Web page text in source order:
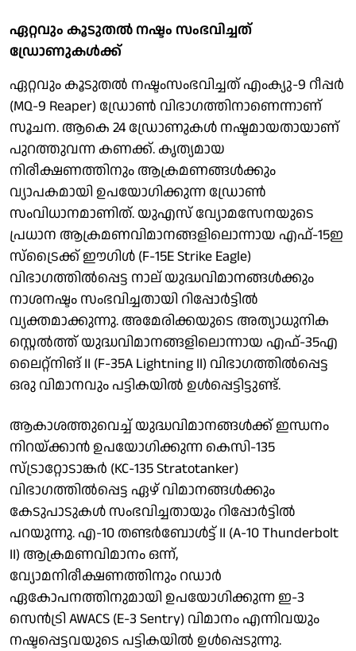
ഏറ്റവും കൂടുതൽ നഷ്ടം സംഭവിച്ചത്
ഡ്രോണുകൾക്ക്
ഏറ്റവും കൂടുതൽ നഷ്ടംസംഭവിച്ചത് എംക്യു-9 റീപ്പർ
(MQ-9 Reaper) ഡ്രോൺ വിഭാഗത്തിനാണെന്നാണ്
സൂചന. ആകെ 24 ഡ്രോണുകൾ നഷ്ടമായതായാണ്
പുറത്തുവന്ന കണക്ക്. കൃത്യമായ
നിരീക്ഷണത്തിനും ആക്രമണങ്ങൾക്കും
വ്യാപകമായി ഉപയോഗിക്കുന്ന ഡ്രോൺ
സംവിധാനമാണിത്. യുഎസ് വ്യോമസേനയുടെ
പ്രധാന ആക്രമണവിമാനങ്ങളിലൊന്നായ എഫ്-15ഇ
സ്ട്രൈക്ക് ഈഗിൾ (F-15E Strike Eagle)
വിഭാഗത്തിൽപ്പെട്ട നാല് യുദ്ധവിമാനങ്ങൾക്കും
നാശനഷ്ടം സംഭവിച്ചതായി റിപ്പോർട്ടിൽ
വ്യക്തമാക്കുന്നു. അമേരിക്കയുടെ അത്യാധുനിക
സ്റ്റെൽത്ത് യുദ്ധവിമാനങ്ങളിലൊന്നായ എഫ്-35എ
ലൈറ്റ്നിങ് II (F-35A Lightning II) വിഭാഗത്തിൽപ്പെട്ട
ഒരു വിമാനവും പട്ടികയിൽ ഉൾപ്പെട്ടിട്ടുണ്ട്.
ആകാശത്തുവെച്ച് യുദ്ധവിമാനങ്ങൾക്ക് ഇന്ധനം
നിറയ്ക്കാൻ ഉപയോഗിക്കുന്ന കെസി-135
സ്ട്രാറ്റോടാങ്കർ (KC-135 Stratotanker)
വിഭാഗത്തിൽപ്പെട്ട ഏഴ് വിമാനങ്ങൾക്കും
കേടുപാടുകൾ സംഭവിച്ചതായും റിപ്പോർട്ടിൽ
പറയുന്നു. എ-10 തണ്ടർബോൾട്ട് II (A-10 Thunderbolt
II) ആക്രമണവിമാനം ഒന്ന്,
വ്യോമനിരീക്ഷണത്തിനും റഡാർ
ഏകോപനത്തിനുമായി ഉപയോഗിക്കുന്ന ഇ-3
സെൻട്രി AWACS (E-3 Sentry) വിമാനം എന്നിവയും
നഷ്ടപ്പെട്ടവയുടെ പട്ടികയിൽ ഉൾപ്പെടുന്നു.